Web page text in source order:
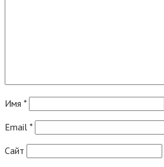
Имя *
Email *
Сайт